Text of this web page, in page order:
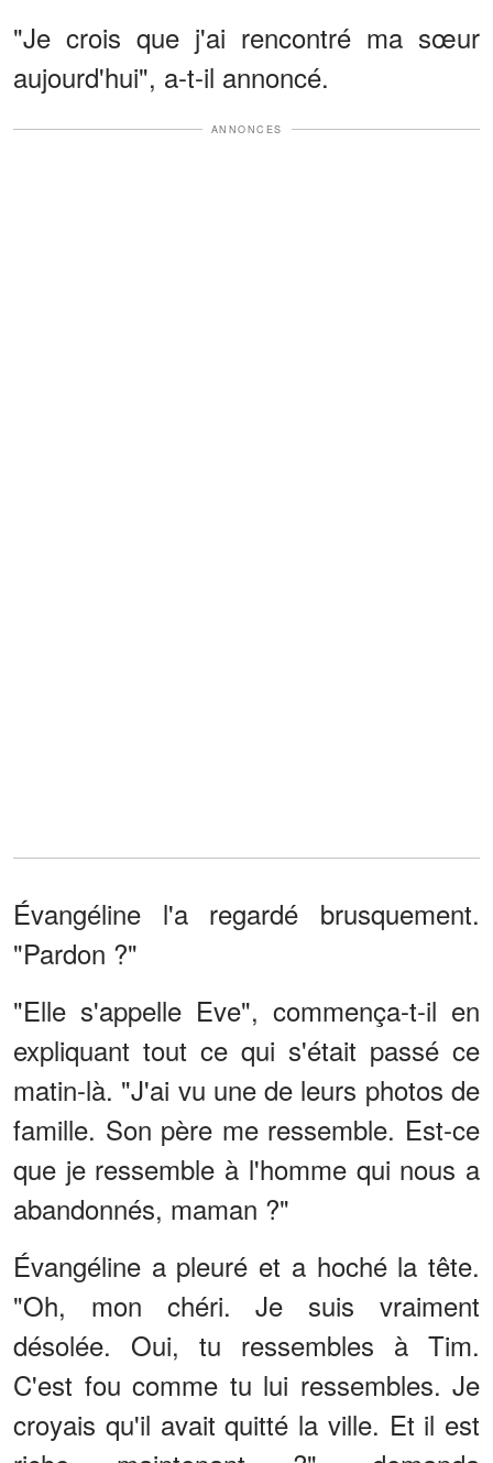
"Je crois que j'ai rencontré ma sœur
aujourd'hui", a-t-il annoncé.
ANNONCES
Évangéline l'a regardé brusquement.
"Pardon ?"
"Elle s'appelle Eve", commença-t-il en
expliquant tout ce qui s'était passé ce
matin-là. "J'ai vu une de leurs photos de
famille. Son père me ressemble. Est-ce
que je ressemble à l'homme qui nous a
abandonnés, maman ?"
Évangéline a pleuré et a hoché la tête.
"Oh, mon chéri. Je suis vraiment
désolée. Oui, tu ressembles à Tim.
C'est fou comme tu lui ressembles. Je
croyais qu'il avait quitté la ville. Et il est